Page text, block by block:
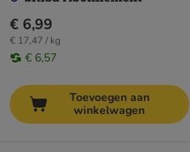
€ 6,99
€ 17,47 / kg
€ 6,57
Toevoegen aan
winkelwagen